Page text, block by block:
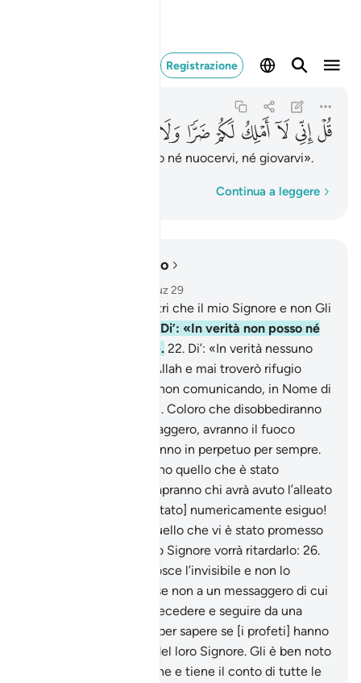
Registrazione
ﲄﲅﲆﲇ ﲈﲉﲊ
Di’: «In verità non posso né nuocervi, né giovarvi».
Continua a leggere
Leggere nel contesto
Capitolo 72, Pagina 573, Juz 29
Di’: «Non invoco altri che il mio Signore e non Gli
Di’: «In verità non posso né
nuocervi, né giovarvi». 22. Di’: «In verità nessuno
potrà proteggermi da Allah e mai troverò rifugio
se non comunicando, in Nome di
Allah, i Suoi messaggi». Coloro che disobbediranno
ad Allah e al Suo Messaggero, avranno il fuoco
dell’Inferno e vi rimarranno in perpetuo per sempre.
Quando poi vedranno quello che è stato
promesso loro, allora sapranno chi avrà avuto l’alleato
più debole e [chi sarà stato] numericamente esiguo!
Di’: «Io non so se quello che vi è stato promesso
è imminente o se il mio Signore vorrà ritardarlo: 26.
[Egli è] Colui Che conosce l’invisibile e non lo
se non a un messaggero di cui
Si compiace, che fa precedere e seguire da una
per sapere se [i profeti] hanno
trasmesso i messaggi del loro Signore. Gli è ben noto
tutto ciò che li concerne e tiene il conto di tutte le